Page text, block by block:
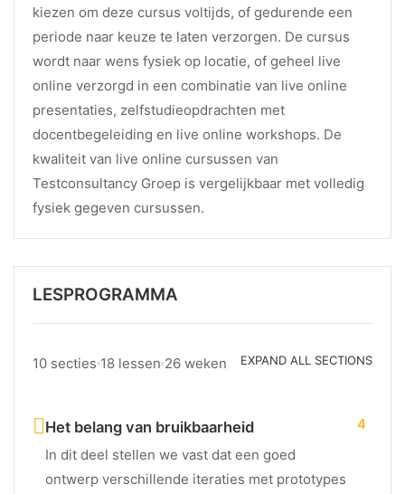
kiezen om deze cursus voltijds, of gedurende een
periode naar keuze te laten verzorgen. De cursus
wordt naar wens fysiek op locatie, of geheel live
online verzorgd in een combinatie van live online
presentaties, zelfstudieopdrachten met
docentbegeleiding en live online workshops. De
kwaliteit van live online cursussen van
Testconsultancy Groep is vergelijkbaar met volledig
fysiek gegeven cursussen.
LESPROGRAMMA
10 secties 18 lessen 26 weken EXPAND ALL SECTIONS
Het belang van bruikbaarheid
In dit deel stellen we vast dat een goed
ontwerp verschillende iteraties met prototypes
4